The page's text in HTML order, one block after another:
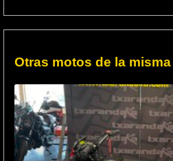
Otras motos de la